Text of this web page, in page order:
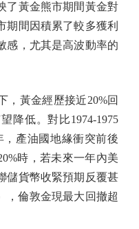
了黃金熊市期間黃金對
期間因積累了較多獲利
感，尤其是高波動率的
黃金經歷接近20%回
降低。對比1974-1975
，產油國地緣衝突前後
時，若未來一年內美
儲貨幣收緊預期反覆甚
，倫敦金現最大回撤超